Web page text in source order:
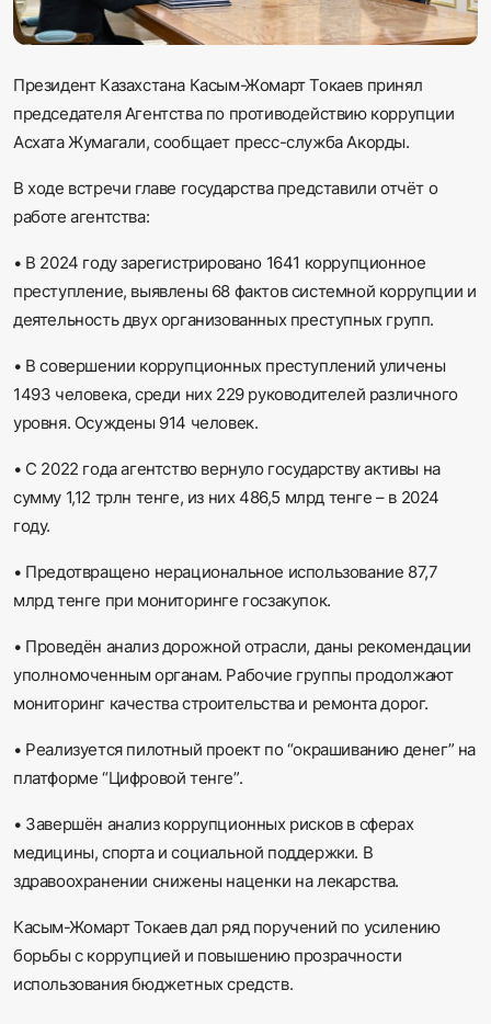
Sadaq TV
Спорт
Мир
Президент Казахстана Касым-Жомарт Токаев принял
председателя Агентства по противодействию коррупции
Асхата Жумагали, сообщает пресс-служба Акорды.
В ходе встречи главе государства представили отчёт о
работе агентства:
• В 2024 году зарегистрировано 1641 коррупционное
преступление, выявлены 68 фактов системной коррупции и
деятельность двух организованных преступных групп.
• В совершении коррупционных преступлений уличены
1493 человека, среди них 229 руководителей различного
уровня. Осуждены 914 человек.
• С 2022 года агентство вернуло государству активы на
сумму 1,12 трлн тенге, из них 486,5 млрд тенге – в 2024
году.
• Предотвращено нерациональное использование 87,7
млрд тенге при мониторинге госзакупок.
• Проведён анализ дорожной отрасли, даны рекомендации
уполномоченным органам. Рабочие группы продолжают
мониторинг качества строительства и ремонта дорог.
• Реализуется пилотный проект по “окрашиванию денег” на
платформе “Цифровой тенге”.
• Завершён анализ коррупционных рисков в сферах
медицины, спорта и социальной поддержки. В
здравоохранении снижены наценки на лекарства.
Касым-Жомарт Токаев дал ряд поручений по усилению
борьбы с коррупцией и повышению прозрачности
использования бюджетных средств.